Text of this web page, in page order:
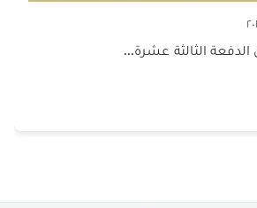
صيدا خرّجت الدفعة الثالثة عشرة من